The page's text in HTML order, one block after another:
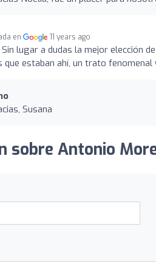
en 11 years ago
Sin lugar a dudas la mejor elección
que estaban ahí, un trato fenomenal
Susana
sobre Antonio